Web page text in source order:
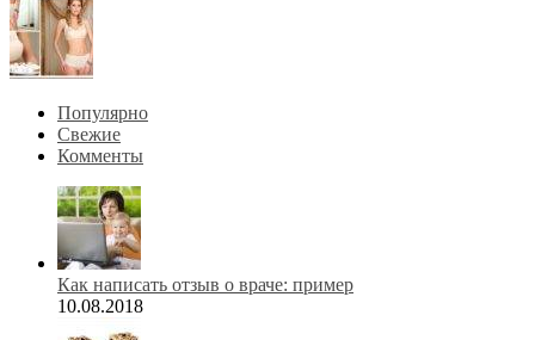
Популярно
Свежие
Комменты
Как написать отзыв о враче: пример
10.08.2018